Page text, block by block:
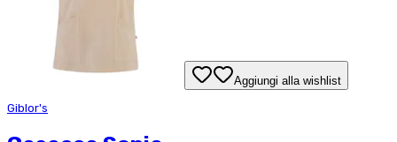
Aggiungi alla wishlist
Giblor's